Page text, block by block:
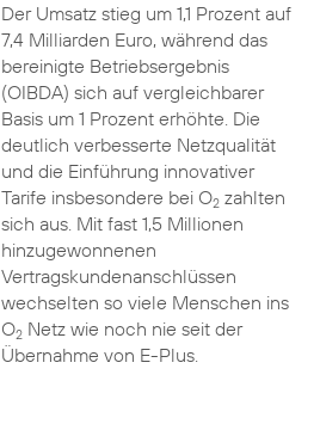
Der Umsatz stieg um 1,1 Prozent auf
7,4 Milliarden Euro, während das
bereinigte Betriebsergebnis
(OIBDA) sich auf vergleichbarer
Basis um 1 Prozent erhöhte. Die
deutlich verbesserte Netzqualität
und die Einführung innovativer
Tarife insbesondere bei O2zahlten
sich aus. Mit fast 1,5 Millionen
hinzugewonnenen
Vertragskundenanschlüssen
wechselten so viele Menschen ins
O2Netz wie noch nie seit der
Übernahme von E-Plus.